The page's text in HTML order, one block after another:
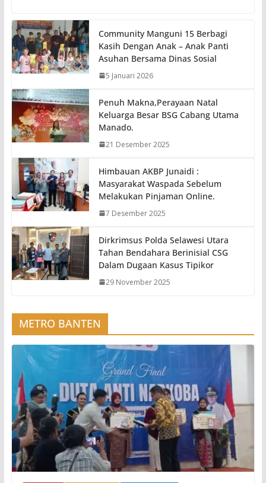
Community Manguni 15 Berbagi
Kasih Dengan Anak – Anak Panti
Asuhan Bersama Dinas Sosial
5 Januari 2026
Penuh Makna,Perayaan Natal
Keluarga Besar BSG Cabang Utama
Manado.
21 Desember 2025
Himbauan AKBP Junaidi :
Masyarakat Waspada Sebelum
Melakukan Pinjaman Online.
7 Desember 2025
Dirkrimsus Polda Selawesi Utara
Tahan Bendahara Berinisial CSG
Dalam Dugaan Kasus Tipikor
29 November 2025
METRO BANTEN